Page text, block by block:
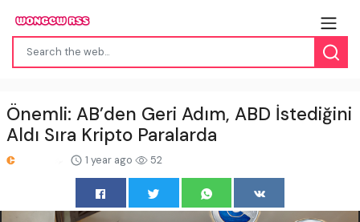
Önemli: AB’den Geri Adım, ABD İstediğini
Aldı Sıra Kripto Paralarda
1 year ago 52